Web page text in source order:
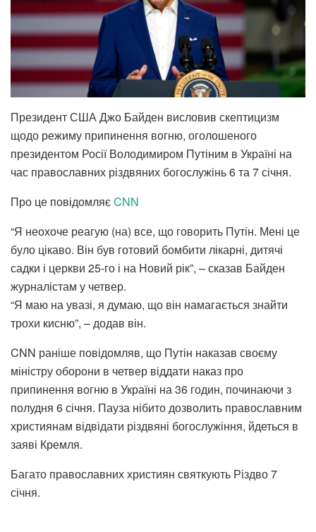
Президент США Джо Байден висловив скептицизм
щодо режиму припинення вогню, оголошеного
президентом Росії Володимиром Путіним в Україні на
час православних різдвяних богослужінь 6 та 7 січня.
Про це повідомляєCNN
“Я неохоче реагую (на) все, що говорить Путін. Мені це
було цікаво. Він був готовий бомбити лікарні, дитячі
садки і церкви 25-го і на Новий рік”, – сказав Байден
журналістам у четвер.
“Я маю на увазі, я думаю, що він намагається знайти
трохи кисню”, – додав він.
CNN раніше повідомляв, що Путін наказав своєму
міністру оборони в четвер віддати наказ про
припинення вогню в Україні на 36 годин, починаючи з
полудня 6 січня. Пауза нібито дозволить православним
християнам відвідати різдвяні богослужіння, йдеться в
заяві Кремля.
Багато православних християн святкують Різдво 7
січня.